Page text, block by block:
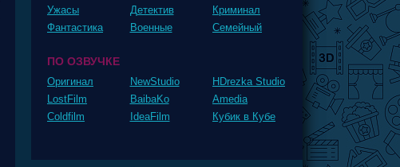
Ужасы
Фантастика
Детектив
Военные
Криминал
Семейный
ПО ОЗВУЧКЕ
Оригинал
LostFilm
Coldfilm
NewStudio
BaibaKo
IdeaFilm
HDrezka Studio
Amedia
Кубик в Кубе